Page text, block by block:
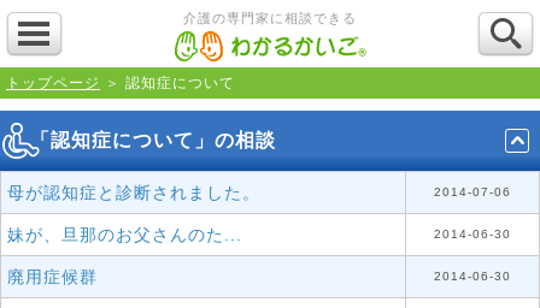
介護の専門家に相談できる
トップページ ＞ 認知症について
「認知症について」の相談
母が認知症と診断されました。 2014-07-06
妹が、旦那のお父さんのた... 2014-06-30
廃用症候群 2014-06-30